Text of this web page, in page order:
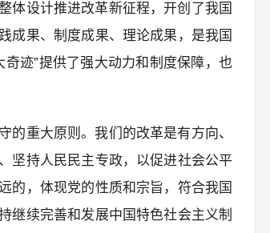
体设计推进改革新征程，开创了我国
成果、制度成果、理论成果，是我国
迹”提供了强大动力和制度保障，也
的重大原则。我们的改革是有方向、
坚持人民民主专政，以促进社会公平
的，体现党的性质和宗旨，符合我国
继续完善和发展中国特色社会主义制